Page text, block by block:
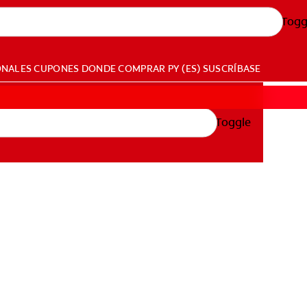
CUPONES DONDE COMPRAR PY (ES) SUSCRÍBASE
Toggle